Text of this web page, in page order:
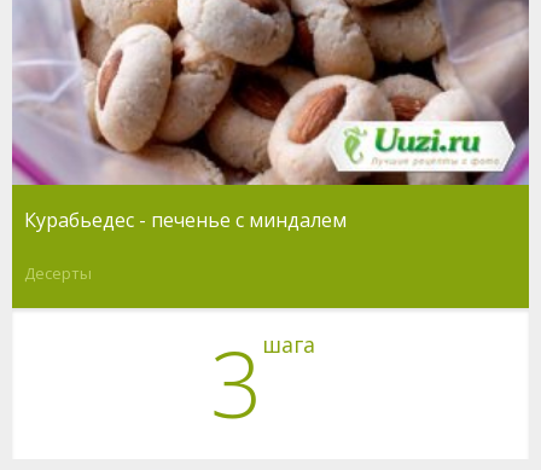
Курабьедес - печенье с миндалем
Десерты
3 шага